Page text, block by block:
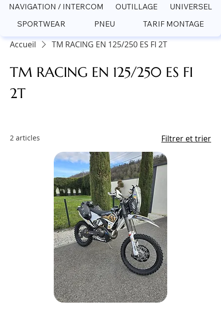
Accueil TM RACING EN 125/250 ES FI 2T
TM RACING EN 125/250 ES FI
2T
2 articles Filtrer et trier
NAVIGATION / INTERCOM
OUTILLAGE
UNIVERSEL
SPORTWEAR
PNEU TARIF MONTAGE